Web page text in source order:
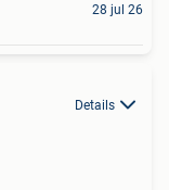
28 jul 26
Details